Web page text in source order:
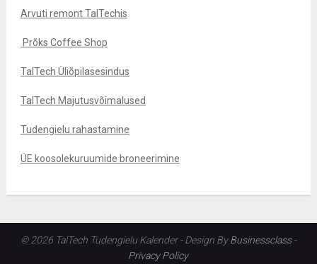
Arvuti remont TalTechis
Prõks Coffee Shop
TalTech Üliõpilasesindus
TalTech Majutusvõimalused
Tudengielu rahastamine
ÜE koosolekuruumide broneerimine
© 2026 TalTech Tudengielu Kalender - Design ByBusinessclass-
Privacy Policy